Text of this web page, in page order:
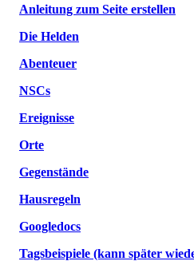
Anleitung zum Seite erstellen
Die Helden
Abenteuer
NSCs
Ereignisse
Orte
Gegenstände
Hausregeln
Googledocs
Tagsbeispiele (kann später